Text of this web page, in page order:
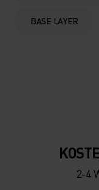
-
BASE LAYER
2-4